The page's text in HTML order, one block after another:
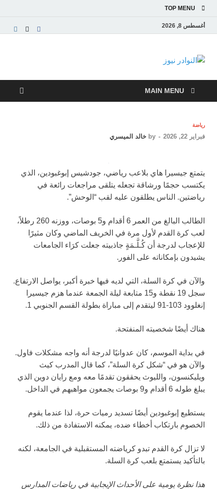
TOP MENU
أغسطس 8, 2026
النوادر نيوز
من العالم العربي والعالمي
MAIN MENU
رياضة
فبراير 22, 2026 -
by خالد الميسري
يتمتع جيسيرا هاي بلاعب رياضي، جودشيس إبوغبودين، الذي
يكتسب حجمًا ورشاقة تجعله يتلقى مراجعات رائعة في
رياضتين. الناس يطلقون عليه لقب “الوحش”.
الطالب البالغ من العمر 6 أقدام و5 بوصات، ووزنه 260 رطلاً،
لعب كرة القدم لأول مرة في الخريف الماضي وكان مثيرًا
للإعجاب لدرجة أن كُـلَّـمَةٍ جاذبيته جعلت كرَاء الجامعات
يشيدون بإمكاناته على الفور.
والآن في كرة السلة، التي لديه فيها خبرة أكبر، يواصل الارتفاع.
سجل 19 نقطة و15 متابعة ليلة الجمعة عندما هزم جيسيرا
إنغلوود 103-91 ليتقدم إلى مباراة بطولة القسم الجنوبي 1.
هناك أيضًا شخصيته المنفتحة.
في بداية الموسم، كان عدوانيًا لدرجة أنه واجه مشكلات فاول.
والآن هو في “شكل كرة السلة”، كما قال المدرب كيث
ويليكنسون، والليوث يحققون تقدمًا معه ومع رايان دوين الذي
يبلغ طوله 6 أقدام و9 بوصات يجمعون مواهبهم في الداخل.
يستطيع إبوغبودين أيضًا تسديد رميات حرة، لذا عندما يقوم
الخصوم بارتكاب أخطاء ضده، يمكنه الاستفادة من ذلك.
لا تزال كرة القدم تبدو كرياضته المستقبلية في الجامعة، لكنه
بالتأكيد يستمتع بلعب كرة السلة.
هذا نظرة يومية على الأحداث الإيجابية في رياضات المدارس